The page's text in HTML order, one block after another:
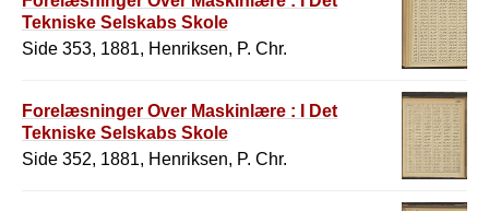
Tekniske Selskabs Skole
Side 353, 1881, Henriksen, P. Chr.
Forelæsninger Over Maskinlære : I Det
Tekniske Selskabs Skole
Side 352, 1881, Henriksen, P. Chr.